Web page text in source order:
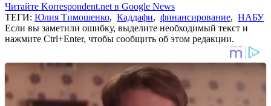
Читайте Korrespondent.net в Google News
ТЕГИ: Юлия Тимошенко, Каддафи, финансирование, НАБУ
Если вы заметили ошибку, выделите необходимый текст и
нажмите Ctrl+Enter, чтобы сообщить об этом редакции.